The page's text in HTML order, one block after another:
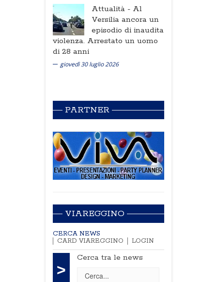
Attualità - Al
Versilia ancora un
episodio di inaudita
violenza. Arrestato un uomo
di 28 anni
giovedì 30 luglio 2026
PARTNER
VIAREGGINO
CERCA NEWS
CARD VIAREGGINO
LOGIN
>
Cerca tra le news